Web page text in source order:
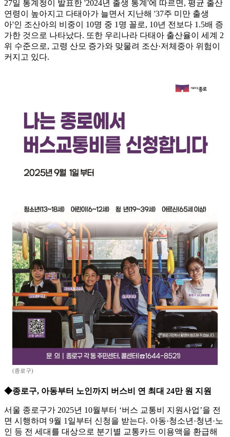
27일 통계청이 발표한 '2024년 출생 통계'에 따르면, 평균 출산
연령이 높아지고 다태아가 늘면서 지난해 '37주 미만 출생
아'인 조산아의 비중이 10명 중 1명 꼴로, 10년 전보다 1.5배 증
가한 것으로 나타났다. 또한 우리나라 다태아 출산율이 세계 2
위 수준으로, 고령 산모 증가와 맞물려 조산·저체중아 위험이
커지고 있다.
(종로구)
◆종로구, 아동부터 노인까지 버스비 연 최대 24만 원 지원
서울 종로구가 2025년 10월부터 ‘버스 교통비 지원사업’을 전
면 시행하며 9월 1일부터 신청을 받는다. 아동·청소년·청년·노
인 등 전 세대를 대상으로 분기별 교통카드 이용액을 환급해